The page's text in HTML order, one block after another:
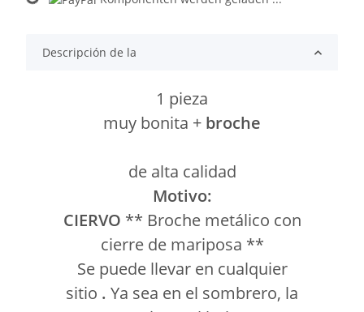
Loading...
Descripción de la
1 pieza
muy bonita + broche
de alta calidad
Motivo:
CIERVO ** Broche metálico con
cierre de mariposa **
Se puede llevar en cualquier
sitio . Ya sea en el sombrero, la